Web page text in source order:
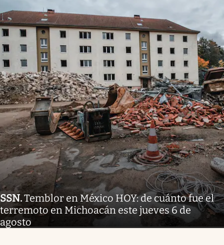
SSN.Temblor en México HOY: de cuánto fue el
terremoto en Michoacán este jueves 6 de
agosto